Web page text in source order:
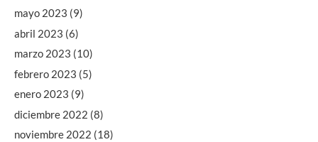
mayo 2023 (9)
abril 2023 (6)
marzo 2023 (10)
febrero 2023 (5)
enero 2023 (9)
diciembre 2022 (8)
noviembre 2022 (18)